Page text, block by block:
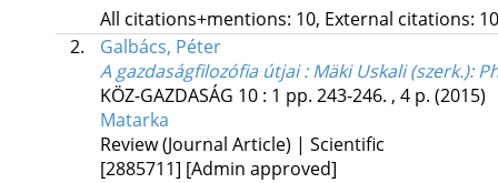
All citations+mentions: 10, External citations:
2.
Galbács, Péter
A gazdaságfilozófia útjai : Mäki Uskali (szerk.):
KÖZ-GAZDASÁG 10: 1 pp. 243-246. , 4 p. (2015)
Matarka
Review (Journal Article) | Scientific
[2885711] [Admin approved]